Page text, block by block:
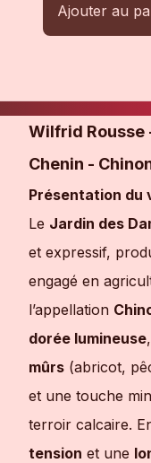
Ajouter au
Wilfrid Rousse
Chenin -
Présentation du
Le Jardin des
et expressif,
engagé en
l’appellation
dorée lumineuse
mûrs (abricot,
et une touche
terroir calcaire.
tension et une